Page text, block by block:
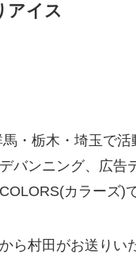
アイス
・栃木・埼玉で活
バンニング、広告
カラーズ)
ら村田がお送りい